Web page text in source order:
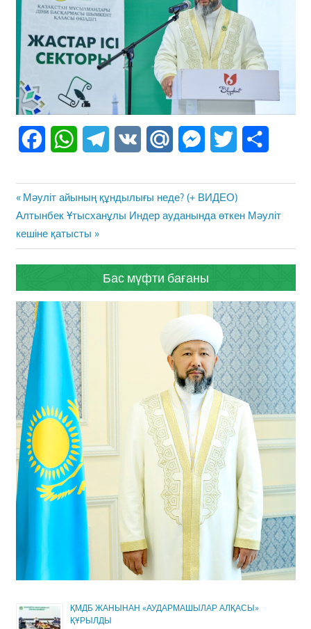
FacebookWhatsAppTelegram
VK Mail.Ru Messenger
Twitter
Жазба
навигациясы
Previous
Post:
Мәуліт айының құндылығы неде? (+ ВИДЕО)
Next
Post:
Алтынбек Ұтысханұлы Индер ауданында өткен Мәуліт
кешіне қатысты
Бас мүфти бағаны
ҚМДБ ЖАНЫНАН «АУДАРМАШЫЛАР АЛҚАСЫ»
ҚҰРЫЛДЫ